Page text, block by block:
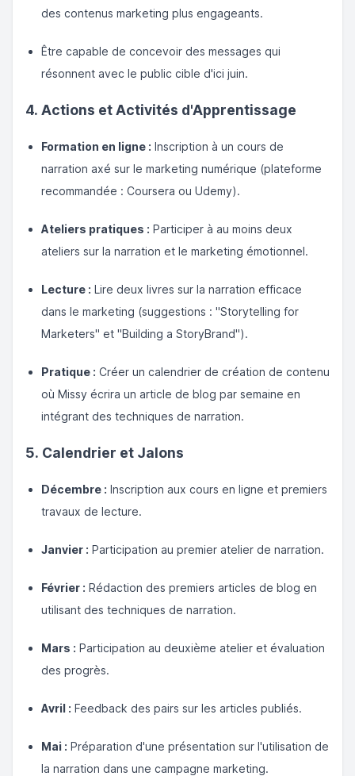
des contenus marketing plus engageants.
Être capable de concevoir des messages qui
résonnent avec le public cible d'ici juin.
4. Actions et Activités d'Apprentissage
Formation en ligne : Inscription à un cours de
narration axé sur le marketing numérique (plateforme
recommandée : Coursera ou Udemy).
Ateliers pratiques : Participer à au moins deux
ateliers sur la narration et le marketing émotionnel.
Lecture : Lire deux livres sur la narration efficace
dans le marketing (suggestions : "Storytelling for
Marketers" et "Building a StoryBrand").
Pratique : Créer un calendrier de création de contenu
où Missy écrira un article de blog par semaine en
intégrant des techniques de narration.
5. Calendrier et Jalons
Décembre : Inscription aux cours en ligne et premiers
travaux de lecture.
Janvier : Participation au premier atelier de narration.
Février : Rédaction des premiers articles de blog en
utilisant des techniques de narration.
Mars : Participation au deuxième atelier et évaluation
des progrès.
Avril : Feedback des pairs sur les articles publiés.
Mai : Préparation d'une présentation sur l'utilisation de
la narration dans une campagne marketing.